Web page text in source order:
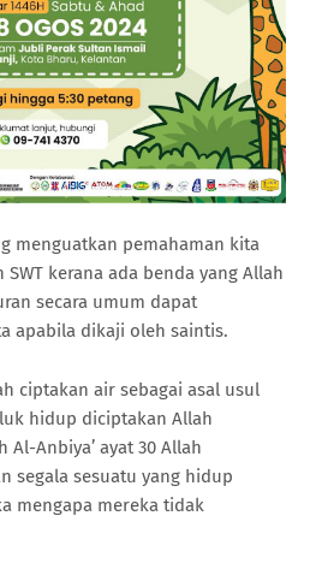
menguatkan pemahaman kita
kerana ada benda yang Allah
secara umum dapat
apabila dikaji oleh saintis.
ciptakan air sebagai asal usul
hidup diciptakan Allah
Al-Anbiya’ ayat 30 Allah
segala sesuatu yang hidup
mengapa mereka tidak